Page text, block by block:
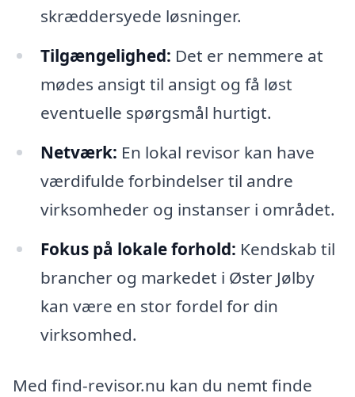
skræddersyede løsninger.
Tilgængelighed: Det er nemmere at
mødes ansigt til ansigt og få løst
eventuelle spørgsmål hurtigt.
Netværk: En lokal revisor kan have
værdifulde forbindelser til andre
virksomheder og instanser i området.
Fokus på lokale forhold: Kendskab til
brancher og markedet i Øster Jølby
kan være en stor fordel for din
virksomhed.
Med find-revisor.nu kan du nemt finde